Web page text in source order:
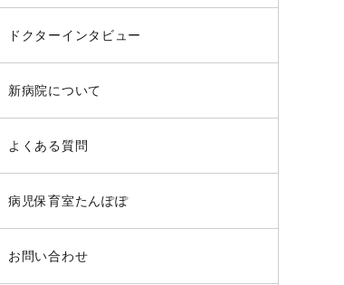
ドクターインタビュー
新病院について
よくある質問
病児保育室たんぽぽ
お問い合わせ